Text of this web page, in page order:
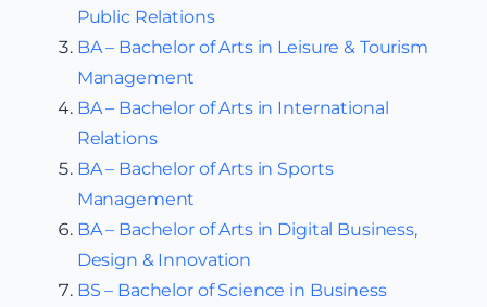
Public Relations
BA – Bachelor of Arts in Leisure & Tourism
Management
BA – Bachelor of Arts in International
Relations
BA – Bachelor of Arts in Sports
Management
BA – Bachelor of Arts in Digital Business,
Design & Innovation
BS – Bachelor of Science in Business